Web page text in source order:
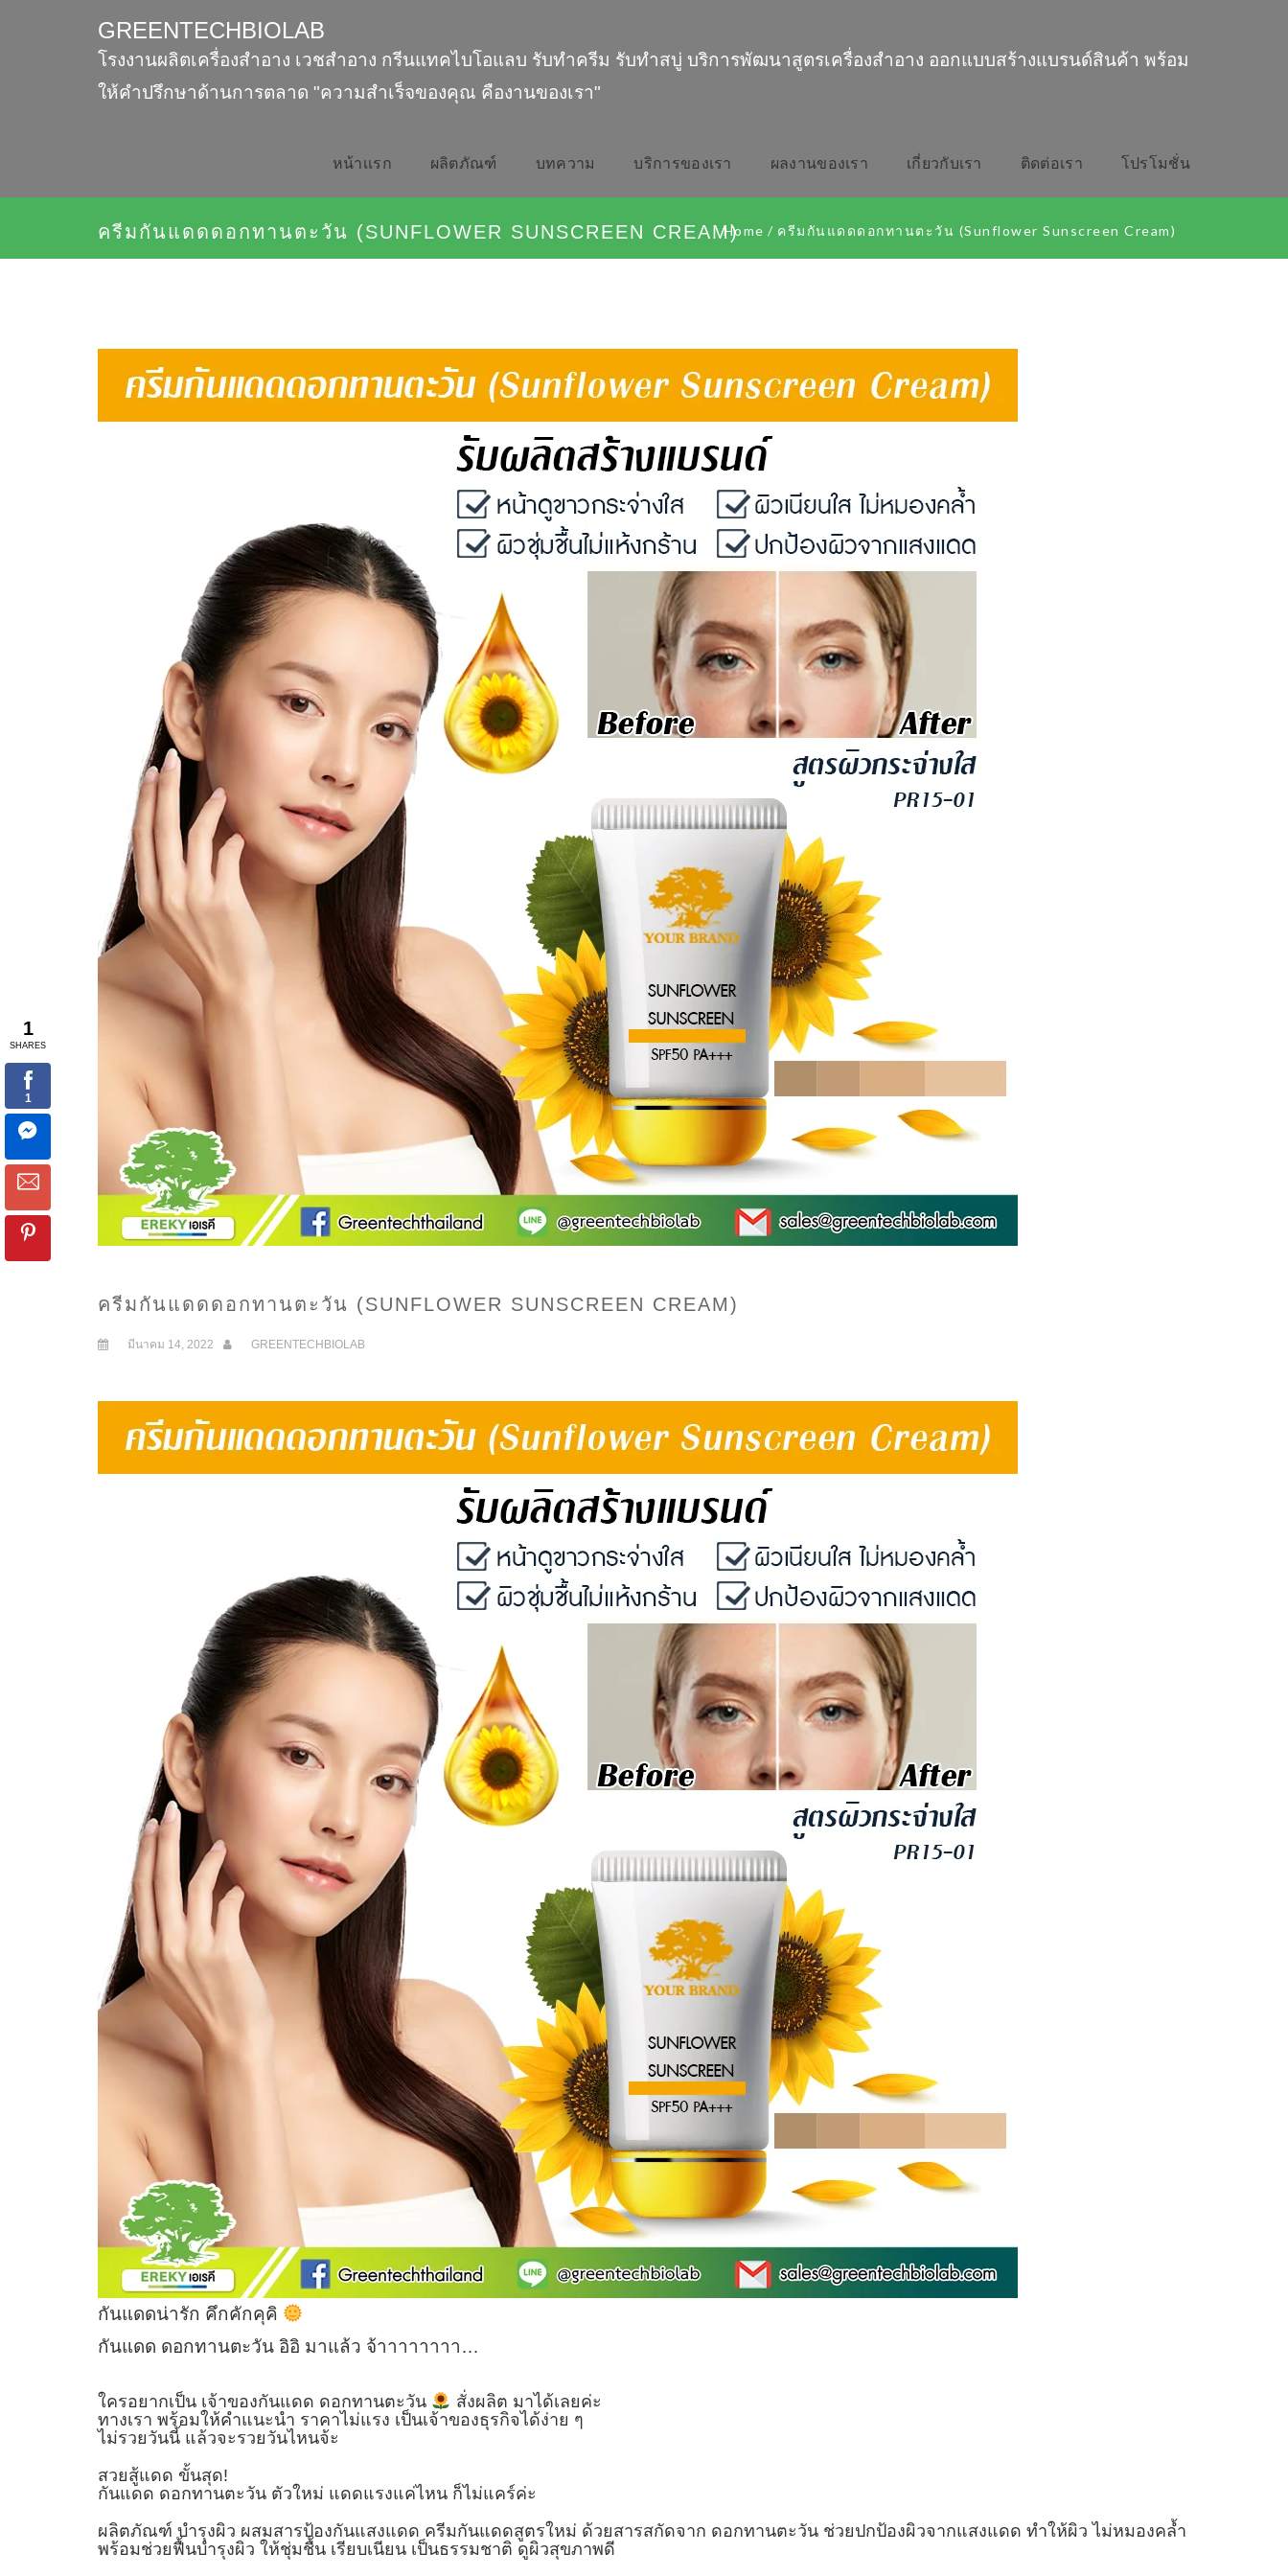
GREENTECHBIOLAB
โรงงานผลิตเครื่องสำอาง เวชสำอาง กรีนแทคไบโอแลบ รับทำครีม รับทำสบู่ บริการพัฒนาสูตรเครื่องสำอาง ออกแบบสร้างแบรนด์สินค้า พร้อม
ให้คำปรึกษาด้านการตลาด "ความสำเร็จของคุณ คืองานของเรา"
หน้าเเรก ผลิตภัณฑ์ บทความ บริการของเรา ผลงานของเรา เกี่ยวกับเรา ติดต่อเรา โปรโมชั่น
ครีมกันแดดดอกทานตะวัน (SUNFLOWER SUNSCREEN CREAM)Home / ครีมกันแดดดอกทานตะวัน (Sunflower Sunscreen Cream)
ครีมกันแดดดอกทานตะวัน (SUNFLOWER SUNSCREEN CREAM)
มีนาคม 14, 2022 GREENTECHBIOLAB
กันแดดน่ารัก คึกคักคุคิ
กันแดด ดอกทานตะวัน อิอิ มาแล้ว จ้าาาาาาาา…
ใครอยากเป็น เจ้าของกันแดด ดอกทานตะวัน
สั่งผลิต มาได้เลยค่ะ
ทางเรา พร้อมให้คำแนะนำ ราคาไม่แรง เป็นเจ้าของธุรกิจได้ง่าย ๆ
ไม่รวยวันนี้ แล้วจะรวยวันไหนจ้ะ
สวยสู้แดด ขั้นสุด!
กันแดด ดอกทานตะวัน ตัวใหม่ แดดแรงแค่ไหน ก็ไม่แคร์ค่ะ
ผลิตภัณฑ์ บำรุงผิว ผสมสารป้องกันแสงแดด ครีมกันแดดสูตรใหม่ ด้วยสารสกัดจาก ดอกทานตะวัน ช่วยปกป้องผิวจากแสงแดด ทำให้ผิว ไม่หมองคล้ำ
พร้อมช่วยฟื้นบำรุงผิว ให้ชุ่มชื้น เรียบเนียน เป็นธรรมชาติ ดูผิวสุขภาพดี